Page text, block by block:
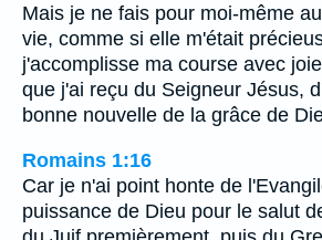
Mais je ne fais pour moi-même
vie, comme si elle m'était
j'accomplisse ma course avec
que j'ai reçu du Seigneur Jésus,
bonne nouvelle de la grâce de
Romains 1:16
Car je n'ai point honte de
puissance de Dieu pour le salut